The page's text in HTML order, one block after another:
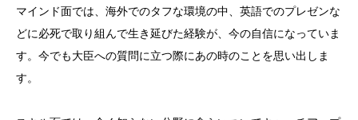
マインド面では、海外でのタフな環境の中、英語でのプレゼンな
どに必死で取り組んで生き延びた経験が、今の自信になっていま
す。今でも大臣への質問に立つ際にあの時のことを思い出しま
す。